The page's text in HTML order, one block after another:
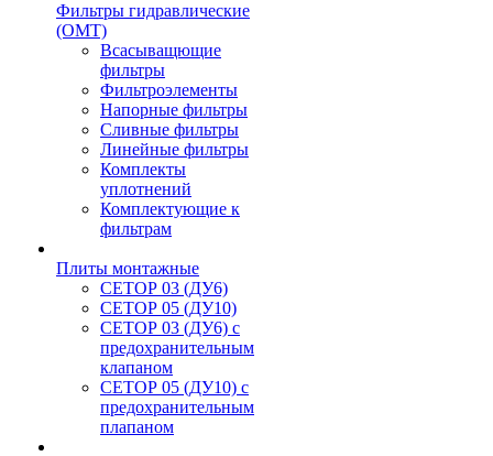
Фильтры гидравлические
(OMT)
Всасыващющие
фильтры
Фильтроэлементы
Напорные фильтры
Сливные фильтры
Линейные фильтры
Комплекты
уплотнений
Комплектующие к
фильтрам
Плиты монтажные
CЕТОР 03 (ДУ6)
CЕТОР 05 (ДУ10)
CЕТОР 03 (ДУ6) с
предохранительным
клапаном
CЕТОР 05 (ДУ10) с
предохранительным
плапаном